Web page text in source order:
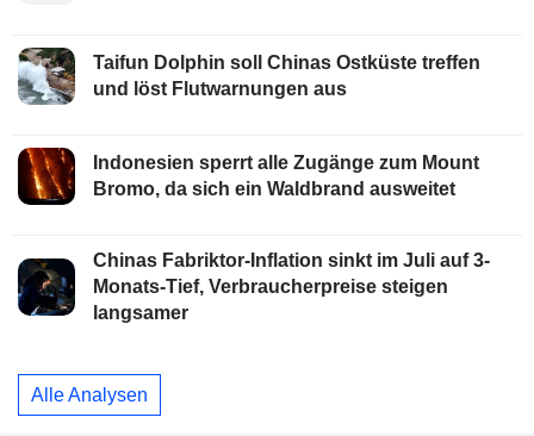
Taifun Dolphin soll Chinas Ostküste treffen
und löst Flutwarnungen aus
Indonesien sperrt alle Zugänge zum Mount
Bromo, da sich ein Waldbrand ausweitet
Chinas Fabriktor-Inflation sinkt im Juli auf 3-
Monats-Tief, Verbraucherpreise steigen
langsamer
Alle Analysen